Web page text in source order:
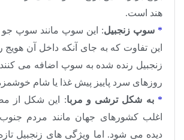
هند است.
* سوپ زنجبیل: این سوپ مانند سوپ جو
این تفاوت که به جای آنکه داخل آن هویج
زنجبیل رنده شده به سوپ اضافه می
روزهای سرد پاییز پیش غذا یا شام
*به شکل ترشی و مربا: این شکل از
اغلب کشورهای جهان مانند مردم
دیده می شود. اما ویژگی های زنجبیل